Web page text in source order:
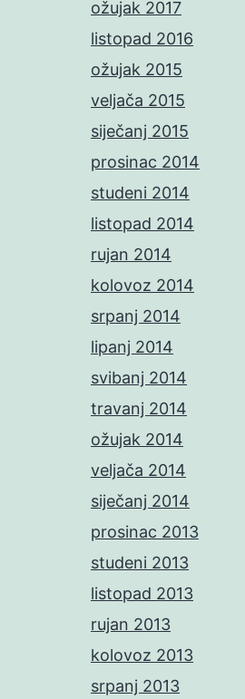
ožujak 2017
listopad 2016
ožujak 2015
veljača 2015
siječanj 2015
prosinac 2014
studeni 2014
listopad 2014
rujan 2014
kolovoz 2014
srpanj 2014
lipanj 2014
svibanj 2014
travanj 2014
ožujak 2014
veljača 2014
siječanj 2014
prosinac 2013
studeni 2013
listopad 2013
rujan 2013
kolovoz 2013
srpanj 2013